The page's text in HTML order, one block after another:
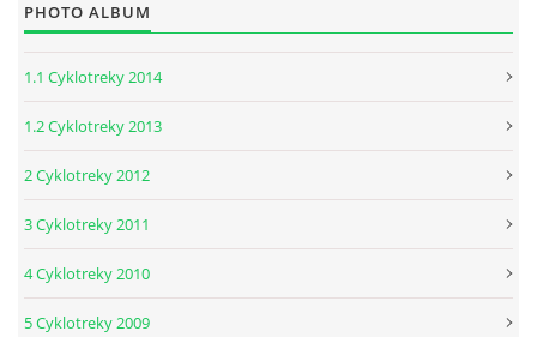
PHOTO ALBUM
1.1 Cyklotreky 2014
1.2 Cyklotreky 2013
2 Cyklotreky 2012
3 Cyklotreky 2011
4 Cyklotreky 2010
5 Cyklotreky 2009